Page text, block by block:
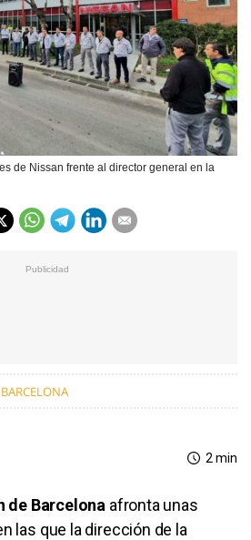
de Nissan frente al director general en la
BARCELONA
2 min
de Barcelona afronta unas
las que la dirección de la